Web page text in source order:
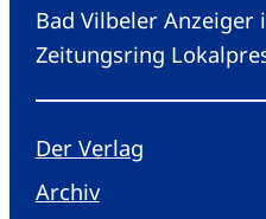
Bad Vilbeler Anzeiger
Zeitungsring
Der Verlag
Archiv